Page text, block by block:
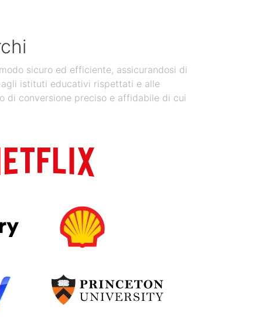
sicuro ed efficiente, assicurandosi di
agli istituti educativi rispettati e alle
di conversione preciso e affidabile di cui